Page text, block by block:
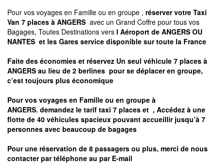
Pour vos voyages en Famille ou en groupe , réserver votre Taxi
Van 7 places à ANGERS avec un Grand Coffre pour tous vos
Bagages, Toutes Destinations vers l Aéroport de ANGERS OU
NANTES et les Gares service disponible sur toute la France
Faite des économies et réservez Un seul véhicule 7 places à
ANGERS au lieu de 2 berlines pour se déplacer en groupe,
c’est toujours plus économique
Pour vos voyages en Famille ou en groupe à
ANGERS. demandez le tarif taxi 7 places et , Accédez à une
flotte de 40 véhicules spacieux pouvant accueillir jusqu’à 7
personnes avec beaucoup de bagages
Pour une réservation de 8 passagers ou plus, merci de nous
contacter par téléphone au par E-mail